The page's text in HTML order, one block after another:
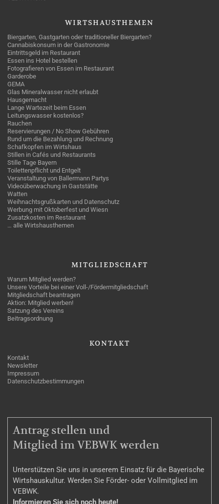
WIRTSHAUSTHEMEN
Biergarten, Gastgarten oder traditioneller Biergarten?
Cannabiskonsum in der Gastronomie
Eintrittsgeld im Restaurant
Essen ins Hotel bestellen
Fotografieren von Essen im Restaurant
Garderobe
GEMA
Glas Mineralwasser nicht erlaubt
Hausgemacht
Lange Wartezeit beim Essen
Leitungswasser kostenlos?
Rauchen
Reservierungen / No Show Gebühren
Rund um die Bezahlung und Rechnung
Schafkopfen im Wirtshaus
Stillen in Cafés und Restaurants
Stille Tage Bayern
Toilettenpflicht und Entgelt
Veranstaltung von Ballermann Partys
Videoüberwachung in Gaststätte
Watten
Weihnachtsgrußkarten und Datenschutz
Werbung mit Oktoberfest und Wiesn
Zusatzkosten im Restaurant
… alle Wirtshausthemen
MITGLIEDSCHAFT
Warum Mitglied werden?
Unsere Vorteile bei einer Voll-/Fördermitgliedschaft
Mitgliedschaft beantragen
Aktion: Mitglied werben!
Satzung des Vereins
Beitragsordnung
KONTAKT
Kontakt
Newsletter
Impressum
Datenschutzbestimmungen
MITGLIEDSCHAFT
Antrag stellen und
Mitglied im VEBWK werden
Unterstützen Sie uns in unserem Einsatz für die Bayerische
Wirtshauskultur. Werden Sie Förder- oder Vollmitglied im
VEBWK.
Informieren Sie sich noch heute!